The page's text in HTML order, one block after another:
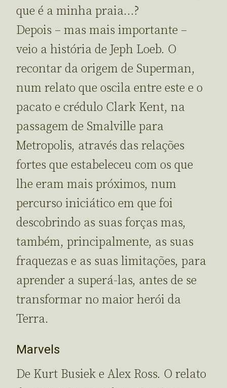
que é a minha praia…?
Depois – mas mais importante –
veio a história de Jeph Loeb. O
recontar da origem de Superman,
num relato que oscila entre este e o
pacato e crédulo Clark Kent, na
passagem de Smalville para
Metropolis, através das relações
fortes que estabeleceu com os que
lhe eram mais próximos, num
percurso iniciático em que foi
descobrindo as suas forças mas,
também, principalmente, as suas
fraquezas e as suas limitações, para
aprender a superá-las, antes de se
transformar no maior herói da
Terra.
Marvels
De Kurt Busiek e Alex Ross. O relato